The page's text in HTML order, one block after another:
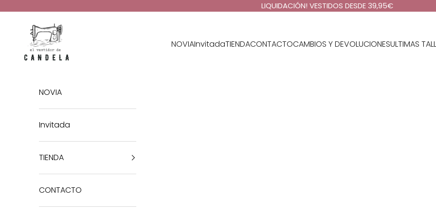
LIQUIDACIÓN! VESTIDOS DESDE 39,95€
El Vestidor de Candela
NOVIAInvitadaTIENDACONTACTOCAMBIOS Y DEVOLUCIONESULTIMAS
NOVIA
Invitada
TIENDA
CONTACTO